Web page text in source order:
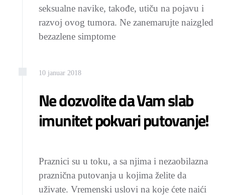
seksualne navike, takođe, utiču na pojavu i
razvoj ovog tumora. Ne zanemarujte naizgled
bezazlene simptome
10 januar 2018
Ne dozvolite da Vam slab
imunitet pokvari putovanje!
Praznici su u toku, a sa njima i nezaobilazna
praznična putovanja u kojima želite da
uživate. Vremenski uslovi na koje ćete naići